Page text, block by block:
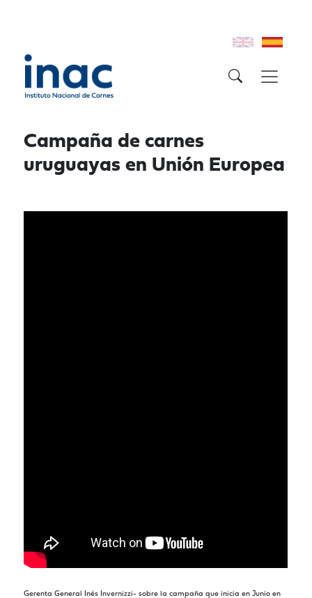
Campaña de carnes
uruguayas en Unión Europea
Gerenta General Inés Invernizzi- sobre la campaña que inicia en Junio en